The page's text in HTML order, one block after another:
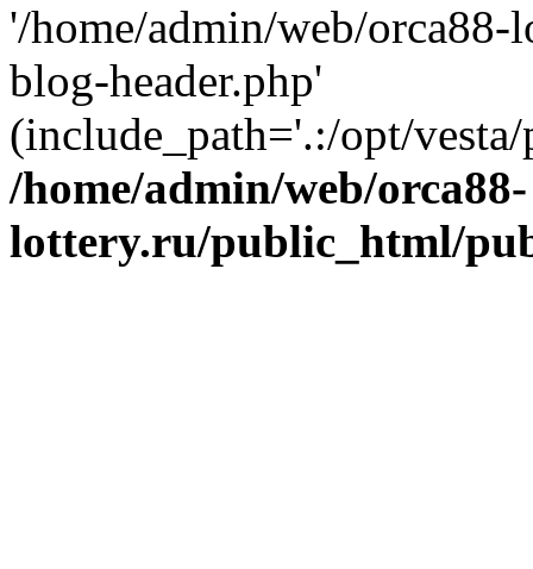
'/home/admin/web/
blog-header.php'
(include_path='.:/opt/
/home/admin/web/orca88-
lottery.ru/public_html/